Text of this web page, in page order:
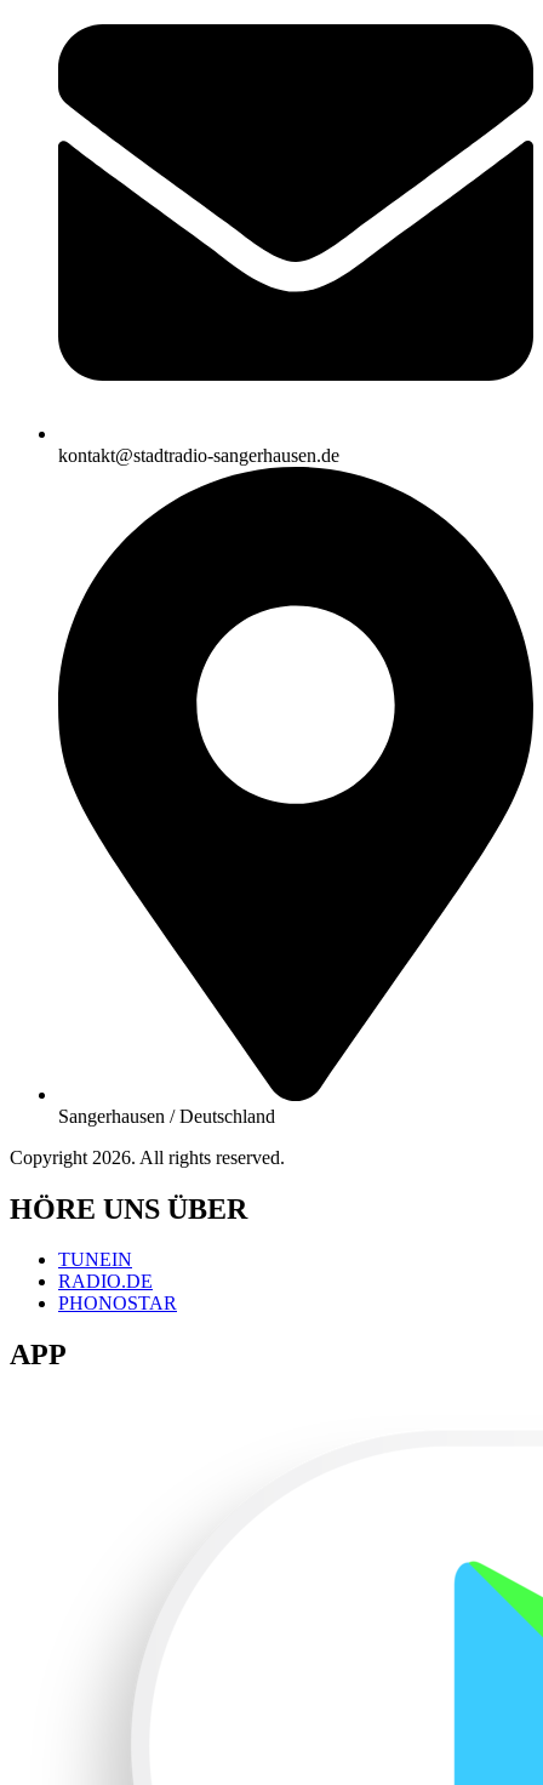
kontakt@stadtradio-sangerhausen.de
Sangerhausen / Deutschland
Copyright 2026. All rights reserved.
HÖRE UNS ÜBER
TUNEIN
RADIO.DE
PHONOSTAR
APP